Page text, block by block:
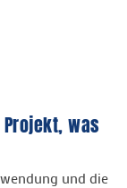
was
und die